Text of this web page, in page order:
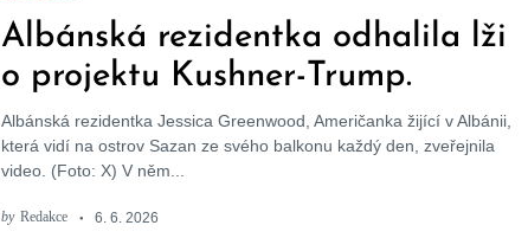
Albánská rezidentka odhalila lži
o projektu Kushner-Trump.
Pravda vyšla najevo
Albánská rezidentka Jessica Greenwood, Američanka žijící v Albánii,
která vidí na ostrov Sazan ze svého balkonu každý den, zveřejnila
video. (Foto: X) V něm...
by Redakce 6. 6. 2026